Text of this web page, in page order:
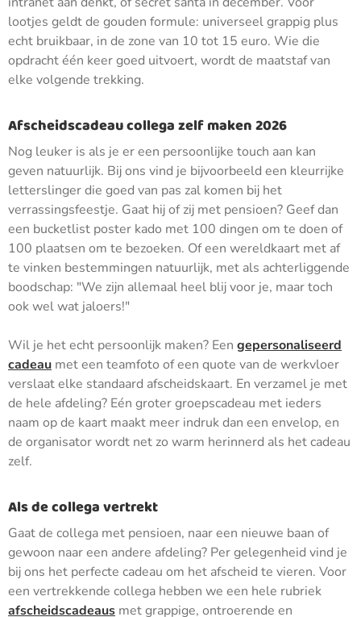
lootjes geldt de gouden formule: universeel grappig plus
echt bruikbaar, in de zone van 10 tot 15 euro. Wie die
opdracht één keer goed uitvoert, wordt de maatstaf van
elke volgende trekking.
Afscheidscadeau collega zelf maken 2026
Nog leuker is als je er een persoonlijke touch aan kan
geven natuurlijk. Bij ons vind je bijvoorbeeld een kleurrijke
letterslinger die goed van pas zal komen bij het
verrassingsfeestje. Gaat hij of zij met pensioen? Geef dan
een bucketlist poster kado met 100 dingen om te doen of
100 plaatsen om te bezoeken. Of een wereldkaart met af
te vinken bestemmingen natuurlijk, met als achterliggende
boodschap: "We zijn allemaal heel blij voor je, maar toch
ook wel wat jaloers!"
Wil je het echt persoonlijk maken? Een gepersonaliseerd
cadeau met een teamfoto of een quote van de werkvloer
verslaat elke standaard afscheidskaart. En verzamel je met
de hele afdeling? Eén groter groepscadeau met ieders
naam op de kaart maakt meer indruk dan een envelop, en
de organisator wordt net zo warm herinnerd als het cadeau
zelf.
Als de collega vertrekt
Gaat de collega met pensioen, naar een nieuwe baan of
gewoon naar een andere afdeling? Per gelegenheid vind je
bij ons het perfecte cadeau om het afscheid te vieren. Voor
een vertrekkende collega hebben we een hele rubriek
afscheidscadeaus met grappige, ontroerende en